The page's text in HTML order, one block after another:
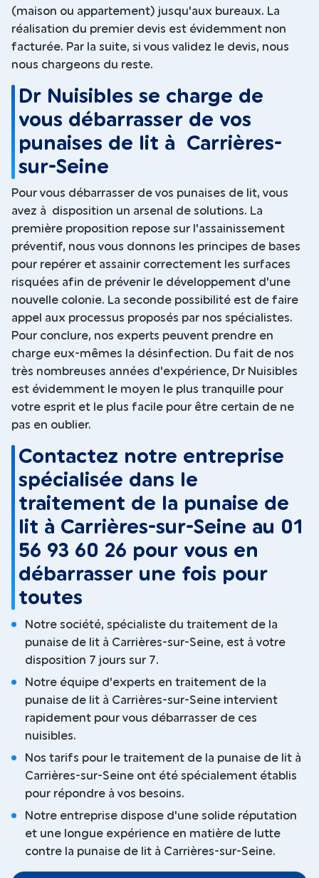
(maison ou appartement) jusqu'aux bureaux. La
réalisation du premier devis est évidemment non
facturée. Par la suite, si vous validez le devis, nous
nous chargeons du reste.
Dr Nuisibles se charge de
vous débarrasser de vos
punaises de lit à Carrières-
sur-Seine
Pour vous débarrasser de vos punaises de lit, vous
avez à disposition un arsenal de solutions. La
première proposition repose sur l'assainissement
préventif, nous vous donnons les principes de bases
pour repérer et assainir correctement les surfaces
risquées afin de prévenir le développement d'une
nouvelle colonie. La seconde possibilité est de faire
appel aux processus proposés par nos spécialistes.
Pour conclure, nos experts peuvent prendre en
charge eux-mêmes la désinfection. Du fait de nos
très nombreuses années d'expérience, Dr Nuisibles
est évidemment le moyen le plus tranquille pour
votre esprit et le plus facile pour être certain de ne
pas en oublier.
Contactez notre entreprise
spécialisée dans le
traitement de la punaise de
lit à Carrières-sur-Seine au 01
56 93 60 26 pour vous en
débarrasser une fois pour
toutes
Notre société, spécialiste du traitement de la
punaise de lit à Carrières-sur-Seine, est à votre
disposition 7 jours sur 7.
Notre équipe d'experts en traitement de la
punaise de lit à Carrières-sur-Seine intervient
rapidement pour vous débarrasser de ces
nuisibles.
Nos tarifs pour le traitement de la punaise de lit à
Carrières-sur-Seine ont été spécialement établis
pour répondre à vos besoins.
Notre entreprise dispose d'une solide réputation
et une longue expérience en matière de lutte
contre la punaise de lit à Carrières-sur-Seine.